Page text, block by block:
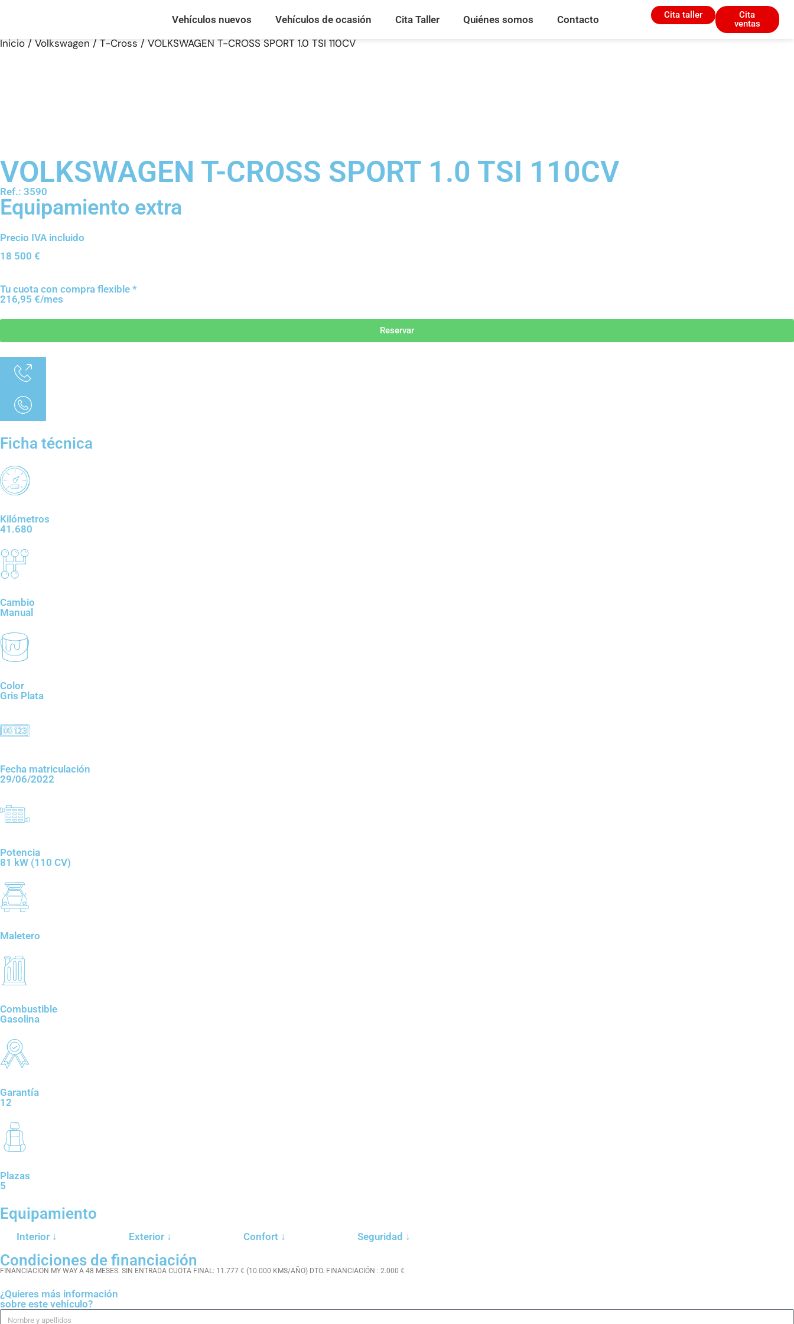
Vehículos nuevos Vehículos de ocasión Cita Taller Quiénes somos Contacto Cita taller
Cita
ventas
Inicio / Volkswagen / T-Cross / VOLKSWAGEN T-CROSS SPORT 1.0 TSI 110CV
VOLKSWAGEN T-CROSS SPORT 1.0 TSI 110CV
Ref.: 3590
Equipamiento extra
Precio IVA incluido
18 500 €
Tu cuota con compra flexible *
216,95 €/mes
Reservar
Ficha técnica
Kilómetros
41.680
Cambio
Manual
Color
Gris Plata
Fecha matriculación
29/06/2022
Potencia
81 kW (110 CV)
Maletero
Combustible
Gasolina
Garantía
12
Plazas
5
Equipamiento
Interior ↓ Exterior ↓ Confort ↓ Seguridad ↓
Condiciones de financiación
FINANCIACION MY WAY A 48 MESES. SIN ENTRADA CUOTA FINAL: 11.777 € (10.000 KMS/AÑO) DTO. FINANCIACIÓN : 2.000 €
¿Quieres más información
sobre este vehículo?